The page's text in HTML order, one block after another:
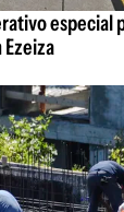
especial